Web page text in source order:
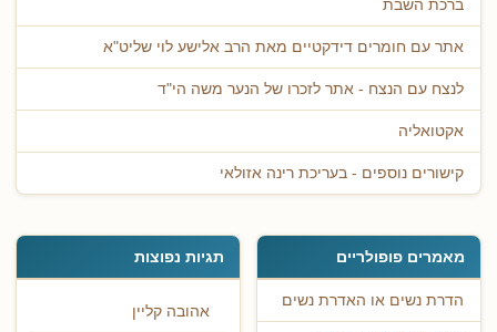
ברכת השבת
אתר עם חומרים דידקטיים מאת הרב אלישע לוי שליט"א
לנצח עם הנצח - אתר לזכרו של הנער משה הי"ד
אקטואליה
קישורים נוספים - בעריכת רינה אזולאי
מאמרים פופולריים
הדרת נשים או האדרת נשים
תגיות נפוצות
אהובה קליין